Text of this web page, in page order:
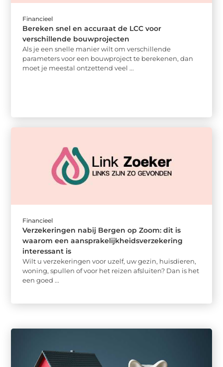
Financieel
Bereken snel en accuraat de LCC voor
verschillende bouwprojecten
Als je een snelle manier wilt om verschillende
parameters voor een bouwproject te berekenen, dan
moet je meestal ontzettend veel ...
Financieel
Verzekeringen nabij Bergen op Zoom: dit is
waarom een aansprakelijkheidsverzekering
interessant is
Wilt u verzekeringen voor uzelf, uw gezin, huisdieren,
woning, spullen of voor het reizen afsluiten? Dan is het
een goed ...